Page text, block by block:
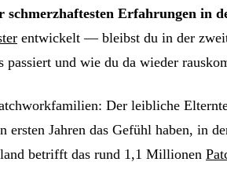
schmerzhaftesten Erfahrungen in
entwickelt — bleibst du in der
und wie du da wieder
Der leibliche
ersten Jahren das Gefühl haben, in
betrifft das rund 1,1 Millionen